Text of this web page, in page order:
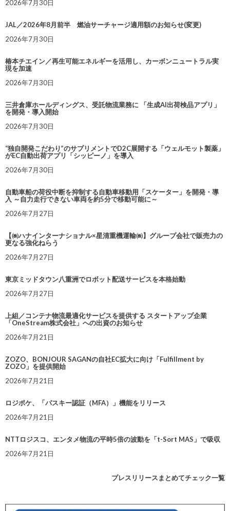
2026年7月30日
JAL／2026年8月前半 燃油サーチャージ適用額のお知らせ(変更)
2026年7月30日
椿本チエイン／再生可能エネルギーを活用し、カーボンニュートラル実
現を加速
2026年7月30日
三井倉庫ホールディングス、受託物流業務に 「生成AI出荷検品アプリ」
を開発・導入開始
2026年7月30日
“独自開発こだわり”のサプリメントでD2C展開する「ウェルモット製薬」
がEC自動出荷アプリ「シッピーノ」を導入
2026年7月30日
自動車船の荷役中断を抑制する自動車移動用「スケーター」を開発・導
入 ～自力走行できない車両を約5分で移動可能に～
2026年7月27日
【㈱ハナインターナショナル×星清重機運輸㈱】グループ会社で販売力の
更なる強化ねらう
2026年7月27日
東京ミッドタウン八重洲でロボット配送サービスを本格始動
2026年7月27日
上組／コンテナ物流最適化サービスを提供する スタートアップ企業
「OneStream株式会社」への出資のお知らせ
2026年7月21日
ZOZO、BONJOUR SAGANの自社EC拡大に向け「Fulfillment by
ZOZO」を提供開始
2026年7月21日
ロジポケ、「パスキー認証（MFA）」機能をリリース
2026年7月21日
NTTロジスコ、エンタメ物流の平時5倍の波動を「t-Sort MAS」で吸収
2026年7月21日
プレスリリースまとめてチェック一覧